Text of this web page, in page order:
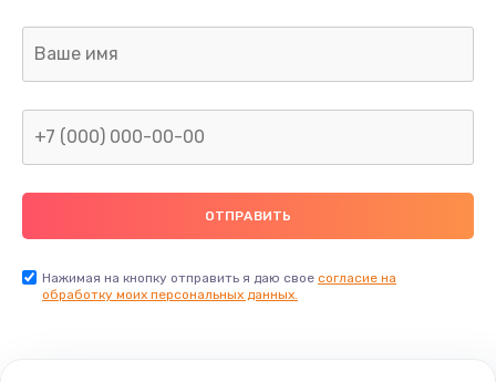
Заказать
Замена датчика приближения
890 руб.
Заказать
Нажимая на кнопку отправить я даю свое согласие на
обработку моих персональных данных.